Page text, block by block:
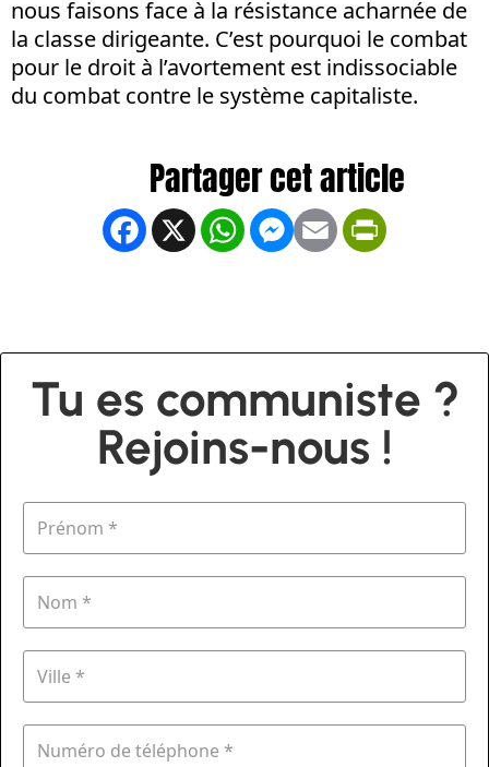
nous faisons face à la résistance acharnée de
la classe dirigeante. C’est pourquoi le combat
pour le droit à l’avortement est indissociable
du combat contre le système capitaliste.
Facebook
X WhatsApp
Messenger
Email
Tu es communiste ?
Rejoins-nous !